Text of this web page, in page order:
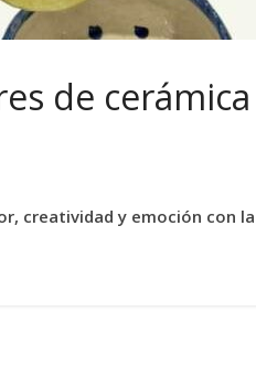
de
creatividad y emoción con